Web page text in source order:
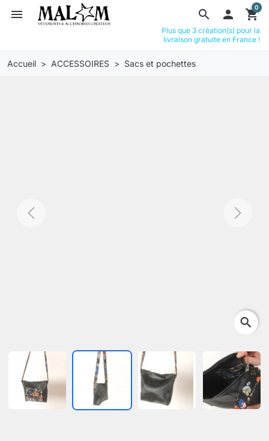
search
menu  shopping_cart
0
Plus que 3 création(s) pour la
livraison gratuite en France !
Accueil ACCESSOIRES Sacs et pochettes
Previous Next
search